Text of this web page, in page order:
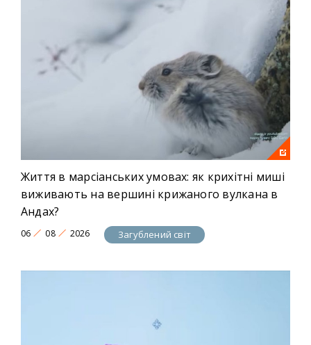
Життя в марсіанських умовах: як крихітні миші
виживають на вершині крижаного вулкана в
Андах?
06 08 2026 Загублений світ